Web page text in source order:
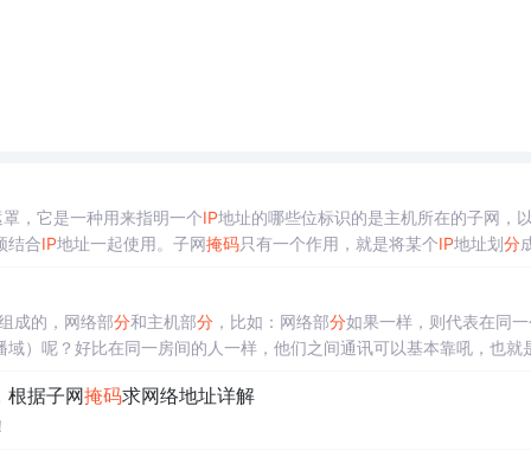
，它是一种用来指明一个IP地址的哪些位标识的是主机所在的子网，
结合IP地址一起使用。子网掩码只有一个作用，就是将某个IP地址划分
）
成的，网络部分和主机部分，比如：网络部分如果一样，则代表在同
）呢？好比在同一房间的人一样，他们之间通讯可以基本靠吼，也就
根据子网掩码求网络地址详解